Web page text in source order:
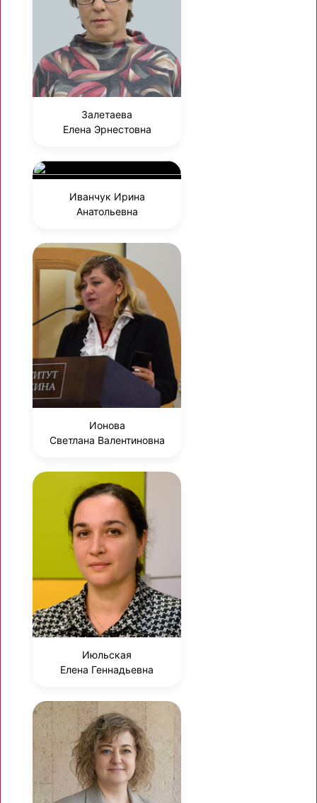
Залетаева
Елена Эрнестовна
Иванчук Ирина
Анатольевна
Ионова
Светлана Валентиновна
Июльская
Елена Геннадьевна